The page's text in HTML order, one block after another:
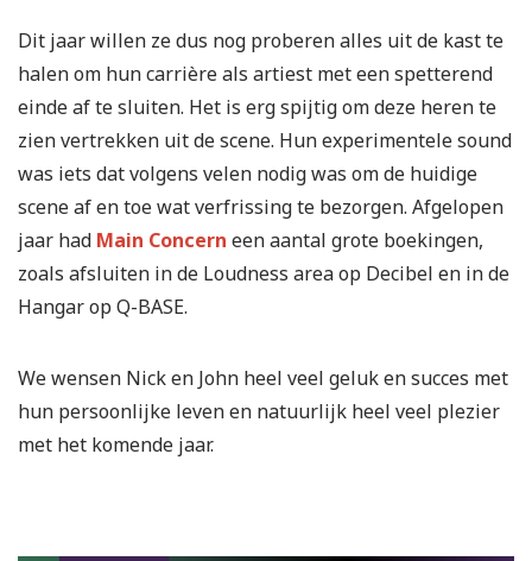
Dit jaar willen ze dus nog proberen alles uit de kast te
halen om hun carrière als artiest met een spetterend
einde af te sluiten. Het is erg spijtig om deze heren te
zien vertrekken uit de scene. Hun experimentele sound
was iets dat volgens velen nodig was om de huidige
scene af en toe wat verfrissing te bezorgen. Afgelopen
jaar had Main Concern een aantal grote boekingen,
zoals afsluiten in de Loudness area op Decibel en in de
Hangar op Q-BASE.
We wensen Nick en John heel veel geluk en succes met
hun persoonlijke leven en natuurlijk heel veel plezier
met het komende jaar.